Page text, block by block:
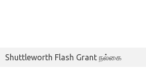
Shuttleworth Flash Grant நல்கை